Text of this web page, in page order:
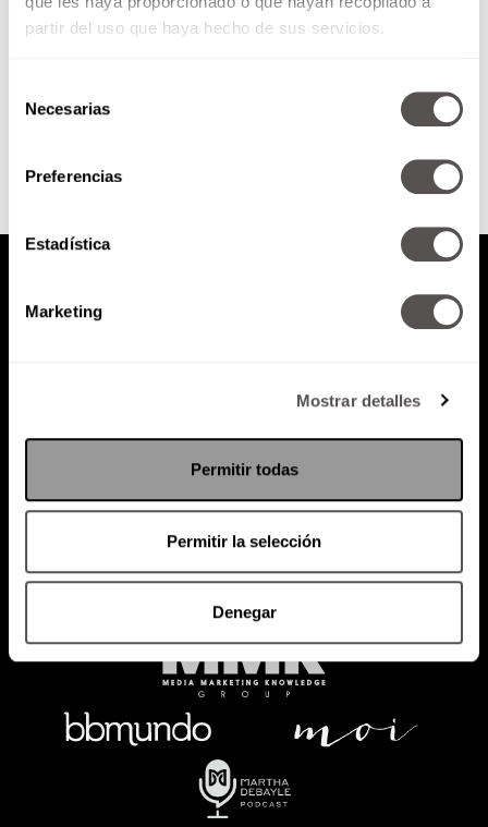
partir del uso que haya hecho de sus servicios.
Necesarias
Preferencias
Estadística
Marketing
Mostrar detalles
Permitir todas
Permitir la selección
Denegar
ponerle atención a la salud de
sus ojos.
Política de Privacidad
PODCAST RADIO MARTHA EVENTOS
SACA TU ID